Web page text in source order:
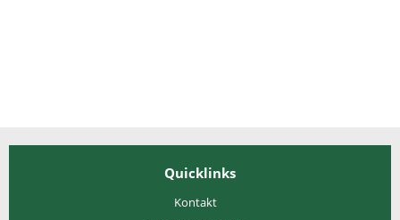
Quicklinks
Kontakt